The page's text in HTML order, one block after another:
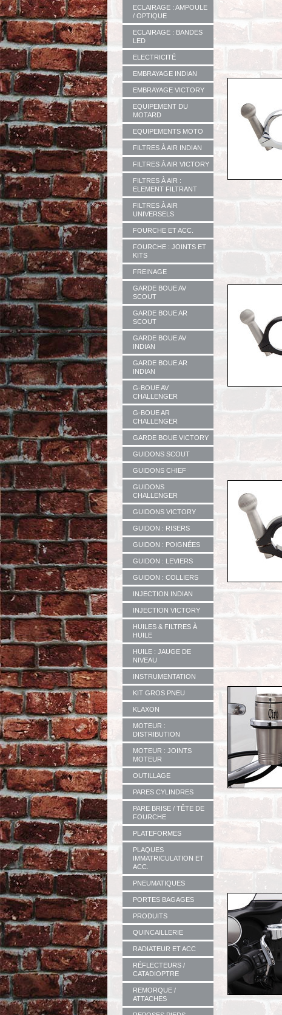
ECLAIRAGE : AMPOULE
/ OPTIQUE
ECLAIRAGE : BANDES
LED
ELECTRICITÉ
EMBRAYAGE INDIAN
EMBRAYAGE VICTORY
EQUIPEMENT DU
MOTARD
EQUIPEMENTS MOTO
FILTRES À AIR INDIAN
FILTRES À AIR VICTORY
FILTRES À AIR :
ELEMENT FILTRANT
FILTRES À AIR
UNIVERSELS
FOURCHE ET ACC.
FOURCHE : JOINTS ET
KITS
FREINAGE
GARDE BOUE AV
SCOUT
GARDE BOUE AR
SCOUT
GARDE BOUE AV
INDIAN
GARDE BOUE AR
INDIAN
G-BOUE AV
CHALLENGER
G-BOUE AR
CHALLENGER
GARDE BOUE VICTORY
GUIDONS SCOUT
GUIDONS CHIEF
GUIDONS
CHALLENGER
GUIDONS VICTORY
GUIDON : RISERS
GUIDON : POIGNÉES
GUIDON : LEVIERS
GUIDON : COLLIERS
INJECTION INDIAN
INJECTION VICTORY
HUILES & FILTRES À
HUILE
HUILE : JAUGE DE
NIVEAU
INSTRUMENTATION
KIT GROS PNEU
KLAXON
MOTEUR :
DISTRIBUTION
MOTEUR : JOINTS
MOTEUR
OUTILLAGE
PARES CYLINDRES
PARE BRISE / TÊTE DE
FOURCHE
PLATEFORMES
PLAQUES
IMMATRICULATION ET
ACC.
PNEUMATIQUES
PORTES BAGAGES
PRODUITS
QUINCAILLERIE
RADIATEUR ET ACC
RÉFLECTEURS /
CATADIOPTRE
REMORQUE /
ATTACHES